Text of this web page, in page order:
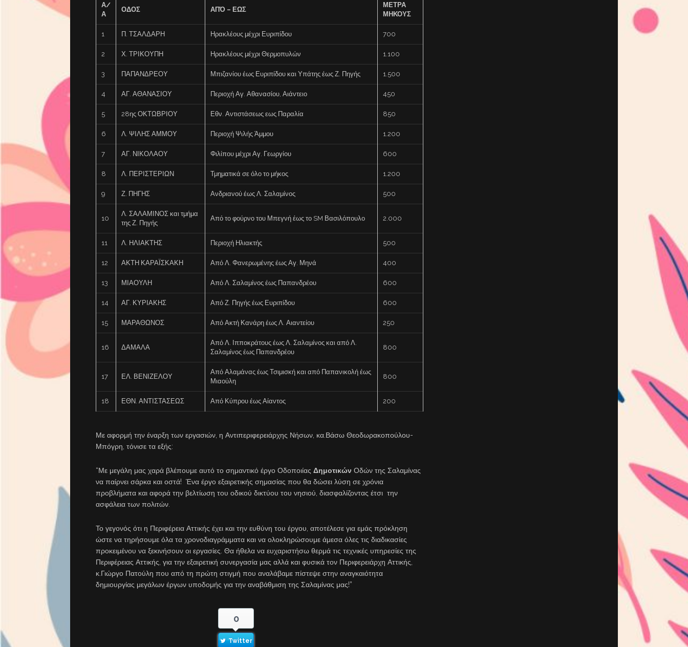
Α/
Α
ΟΔΟΣ ΑΠΌ – ΕΩΣ
ΜΕΤΡΑ
ΜΗΚΟΥΣ
1 Π. ΤΣΑΛΔΑΡΗ Ηρακλέους μέχρι Ευριπίδου 700
2 Χ. ΤΡΙΚΟΥΠΗ Ηρακλέους μέχρι Θερμοπυλών 1.100
3 ΠΑΠΑΝΔΡΕΟΥ Μπιζανίου έως Ευριπίδου και Υπάτης έως Ζ. Πηγής 1.500
4 ΑΓ. ΑΘΑΝΑΣΙΟΥ Περιοχή Αγ. Αθανασίου, Αιάντειο 450
5 28ης ΟΚΤΩΒΡΙΟΥ Εθν. Αντιστάσεως εως Παραλία 850
6 Λ. ΨΙΛΗΣ ΑΜΜΟΥ Περιοχή Ψιλής Άμμου 1.200
7 ΑΓ. ΝΙΚΟΛΑΟΥ Φιλίπου μέχρι Αγ. Γεωργίου 600
8 Λ. ΠΕΡΙΣΤΕΡΙΩΝ Τμηματικά σε όλο το μήκος 1.200
9 Ζ. ΠΗΓΗΣ Ανδριανού έως Λ. Σαλαμίνος 500
10
Λ. ΣΑΛΑΜΙΝΟΣ και τμήμα
της Ζ. Πηγής
Από το φούρνο του Μπεγνή έως το SM Βασιλόπουλο 2.000
11 Λ. ΗΛΙΑΚΤΗΣ Περιοχή Ηλιακτής 500
12 ΑΚΤΗ ΚΑΡΑΪΣΚΑΚΗ Από Λ. Φανερωμένης έως Αγ. Μηνά 400
13 ΜΙΑΟΥΛΗ Από Λ. Σαλαμίνος έως Παπανδρέου 600
14 ΑΓ. ΚΥΡΙΑΚΗΣ Από Ζ. Πηγής έως Ευριπίδου 600
15 ΜΑΡΑΘΩΝΟΣ Από Ακτή Κανάρη έως Λ. Αιαντείου 250
16 ΔΑΜΑΛΑ
Από Λ. Ιπποκράτους έως Λ. Σαλαμίνος και από Λ.
Σαλαμίνος έως Παπανδρέου
800
17 ΕΛ. ΒΕΝΙΖΕΛΟΥ
Από Αλαμάνας έως Τσιμισκή και από Παπανικολή έως
Μιαούλη
800
18 ΕΘΝ. ΑΝΤΙΣΤΑΣΕΩΣ Από Κύπρου έως Αίαντος 200
Με αφορμή την έναρξη των εργασιών, η Αντιπεριφερειάρχης Νήσων, κα.Βάσω Θεοδωρακοπούλου-
Μπόγρη, τόνισε τα εξής:
“Με μεγάλη μας χαρά βλέπουμε αυτό το σημαντικό έργο Οδοποιίας Δημοτικών Οδών της Σαλαμίνας
να παίρνει σάρκα και οστά! Ένα έργο εξαιρετικής σημασίας που θα δώσει λύση σε χρόνια
προβλήματα και αφορά την βελτίωση του οδικού δικτύου του νησιού, διασφαλίζοντας έτσι την
ασφάλεια των πολιτών.
Το γεγονός ότι η Περιφέρεια Αττικής έχει και την ευθύνη του έργου, αποτέλεσε για εμάς πρόκληση
ώστε να τηρήσουμε όλα τα χρονοδιαγράμματα και να ολοκληρώσουμε άμεσα όλες τις διαδικασίες
προκειμένου να ξεκινήσουν οι εργασίες. Θα ήθελα να ευχαριστήσω θερμά τις τεχνικές υπηρεσίες της
Περιφέρειας Αττικής, για την εξαιρετική συνεργασία μας αλλά και φυσικά τον Περιφερειάρχη Αττικής,
κ.Γιώργο Πατούλη που από τη πρώτη στιγμή που αναλάβαμε πίστεψε στην αναγκαιότητα
δημιουργίας μεγάλων έργων υποδομής για την αναβάθμιση της Σαλαμίνας μας!”
0
Twitter